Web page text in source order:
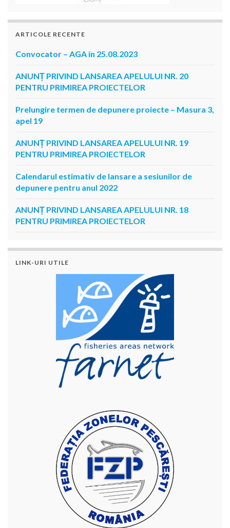
ARTICOLE RECENTE
Convocator – AGA in 25.08.2023
ANUNȚ PRIVIND LANSAREA APELULUI NR. 20
PENTRU PRIMIREA PROIECTELOR
Prelungire termen de depunere proiecte – Masura 3,
apel 19
ANUNȚ PRIVIND LANSAREA APELULUI NR. 19
PENTRU PRIMIREA PROIECTELOR
Calendarul estimativ de lansare a sesiunilor de
depunere pentru anul 2022
ANUNȚ PRIVIND LANSAREA APELULUI NR. 18
PENTRU PRIMIREA PROIECTELOR
LINK-URI UTILE